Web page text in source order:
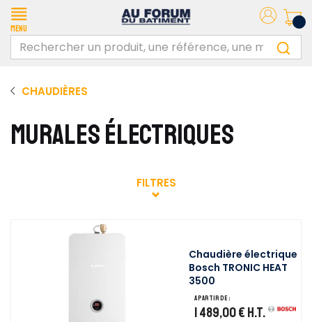
Menu
CHAUDIÈRES
MURALES ÉLECTRIQUES
FILTRES
Chaudière électrique
Bosch TRONIC HEAT
3500
A partir de :
1 489,00 € H.T.